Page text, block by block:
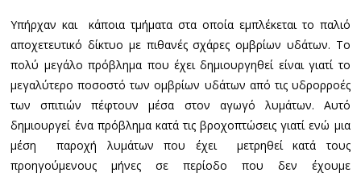
Υπήρχαν και κάποια τμήματα στα οποία εμπλέκεται το παλιό
αποχετευτικό δίκτυο με πιθανές σχάρες ομβρίων υδάτων. Το
πολύ μεγάλο πρόβλημα που έχει δημιουργηθεί είναι γιατί το
μεγαλύτερο ποσοστό των ομβρίων υδάτων από τις υδρορροές
των σπιτιών πέφτουν μέσα στον αγωγό λυμάτων. Αυτό
δημιουργεί ένα πρόβλημα κατά τις βροχοπτώσεις γιατί ενώ μια
μέση παροχή λυμάτων που έχει μετρηθεί κατά τους
προηγούμενους μήνες σε περίοδο που δεν έχουμε